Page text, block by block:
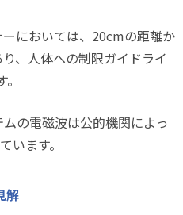
においては、20cmの距離か
、人体への制限ガイドライ
の電磁波は公的機関によっ
います。
解